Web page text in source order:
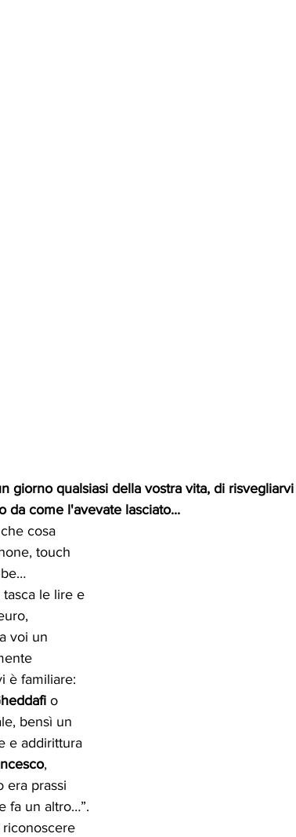
giorno qualsiasi della vostra vita, di
da come l'avevate lasciato...
cosa
touch
le lire e
voi un
è familiare:
o
bensì un
e addirittura
,
era prassi
fa un altro…”.
riconoscere